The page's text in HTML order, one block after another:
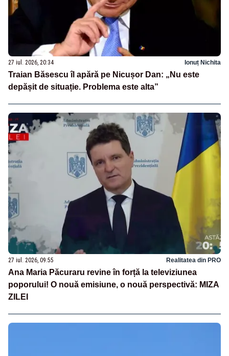
27 iul. 2026, 20:34 Ionuț Nichita
Traian Băsescu îl apără pe Nicușor Dan: „Nu este
depășit de situație. Problema este alta”
27 iul. 2026, 09:55 Realitatea din PRO
Ana Maria Păcuraru revine în forță la televiziunea
poporului! O nouă emisiune, o nouă perspectivă: MIZA
ZILEI